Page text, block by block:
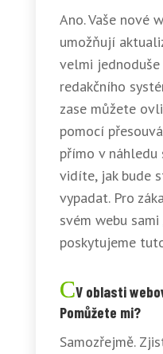
Ano. Vaše nové
umožňují
velmi
redakčního
zase můžete
pomocí
přímo v náhledu
vidíte, jak bude
vypadat. Pro
svém webu
poskytujeme
V oblasti
Pomůžete mi?
Samozřejmě.